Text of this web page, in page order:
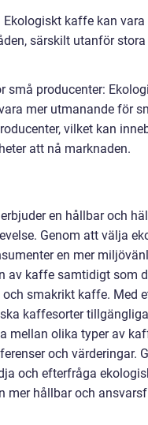
kaffe kan
särskilt utanför stora
små producenter:
mer utmanande för
vilket kan
att nå marknaden.
en hållbar och
Genom att välja
en mer
av kaffe samtidigt som
smakrikt kaffe. Med
kaffesorter
mellan olika typer av
och värderingar.
och efterfråga
mer hållbar och